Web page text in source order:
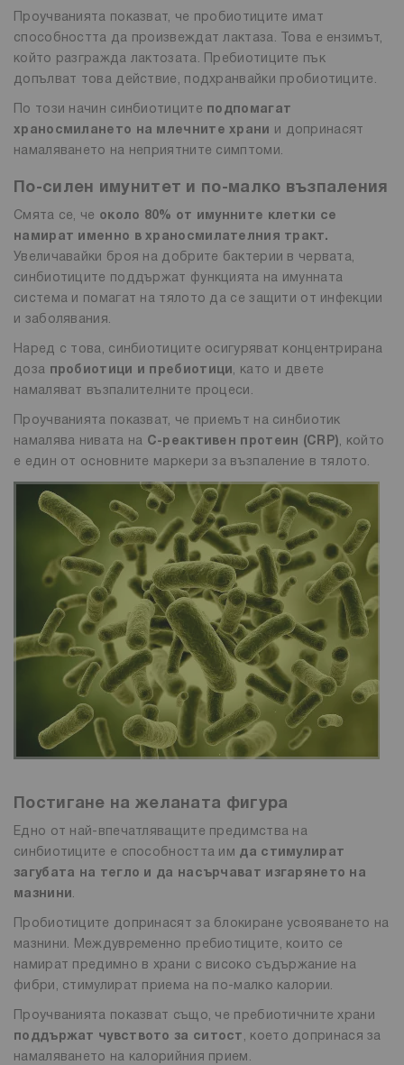
Проучванията показват, че пробиотиците имат
способността да произвеждат лактаза. Това е ензимът,
който разгражда лактозата. Пребиотиците пък
допълват това действие, подхранвайки пробиотиците.
По този начин синбиотиците
подпомагат
храносмилането на млечните храни
и допринасят
намаляването на неприятните симптоми.
По-силен имунитет и по-малко възпаления
Смята се, че около 80% от имунните клетки се
намират именно в храносмилателния тракт.
Увеличавайки броя на добрите бактерии в червата,
синбиотиците поддържат функцията на имунната
система и помагат на тялото да се защити от инфекции
и заболявания.
Наред с това, синбиотиците осигуряват концентрирана
доза пробиотици и пребиотици , като и двете
намаляват възпалителните процеси.
Проучванията показват, че приемът на синбиотик
намалява нивата на С-реактивен протеин (CRP), който
е един от основните маркери за възпаление в тялото.
Постигане на желаната фигура
Едно от най-впечатляващите предимства на
синбиотиците е способността им да стимулират
загубата на тегло и да насърчават изгарянето на
мазнини .
Пробиотиците допринасят за блокиране усвояването на
мазнини. Междувременно пребиотиците, които се
намират предимно в храни с високо съдържание на
фибри, стимулират приема на по-малко калории.
Проучванията показват също, че пребиотичните храни
поддържат чувството за ситост , което допринася за
намаляването на калорийния прием.